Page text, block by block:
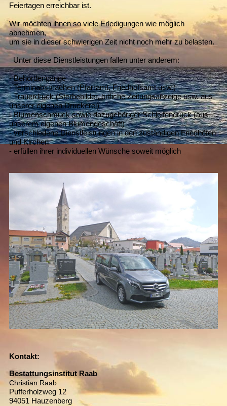
Feiertagen erreichbar ist.
Wir möchten ihnen so viele Erledigungen wie möglich
abnehmen,
um sie in dieser schwierigen Zeit nicht noch mehr zu belasten.
Unter diese Dienstleistungen fallen unter anderem:
- Behördengänge
- Terminabsprachen (Pfarramt, Friedhofsamt usw.)
- Trauerdruck (Sterbebilder, örtliche Zeitungsanzeige usw. aus
unserer eigenen Druckerei)
- Blumenschmuck sowie dazugehöriger Schleifendruck (aus
unserem eigenen Blumengeschäft)
- verschiedene Dienstleistungen in den zuständigen Friedhöfen
und Kirchen
- erfüllen ihrer individuellen Wünsche soweit möglich
Kontakt:
Bestattungsinstitut Raab
Christian Raab
Pufferholzweg 12
94051 Hauzenberg